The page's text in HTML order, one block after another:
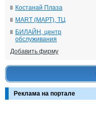
Костанай Плаза
MART (МАРТ), ТЦ
БИЛАЙН, центр
обслуживания
Добавить фирму
Реклама на портале